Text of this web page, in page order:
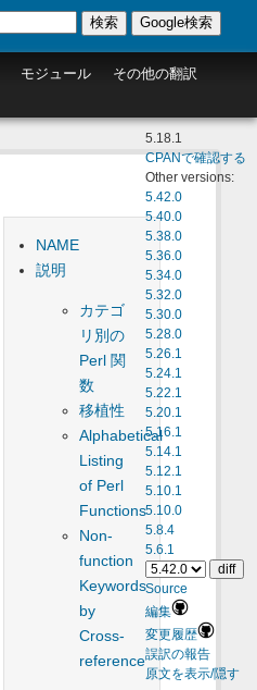
モジュール
その他の翻訳
検索 Google検索
5.18.1
CPANで確認する
Other versions:
5.42.0
5.40.0
5.38.0
5.36.0
5.34.0
5.32.0
5.30.0
5.28.0
5.26.1
5.24.1
5.22.1
5.20.1
5.16.1
5.14.1
5.12.1
5.10.1
5.10.0
5.8.4
5.6.1
Source
編集
変更履歴
誤訳の報告
原文を表示/隠す
NAME
説明
カテゴ
リ別の
Perl 関
数
移植性
Alphabetical
Listing
of Perl
Functions
Non-
function
Keywords
by
Cross-
reference